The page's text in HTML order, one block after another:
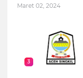
Maret 02, 2024
3